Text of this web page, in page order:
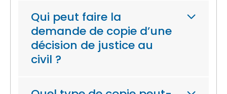
Qui peut faire la
demande de copie d’une
décision de justice au
civil ?